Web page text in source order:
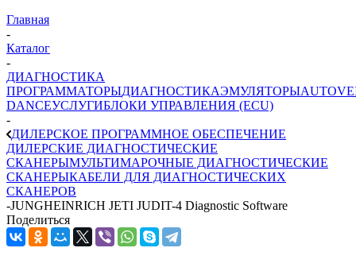
Главная
-
Каталог
-
ДИАГНОСТИКА
ПРОГРАММАТОРЫДИАГНОСТИКАЭМУЛЯТОРЫ
DANCEУСЛУГИБЛОКИ УПРАВЛЕНИЯ (ECU)
-
ДИЛЕРСКОЕ ПРОГРАММНОЕ ОБЕСПЕЧЕНИЕ
ДИЛЕРСКИЕ ДИАГНОСТИЧЕСКИЕ
СКАНЕРЫМУЛЬТИМАРОЧНЫЕ ДИАГНОСТИЧЕСКИЕ
СКАНЕРЫКАБЕЛИ ДЛЯ ДИАГНОСТИЧЕСКИХ
СКАНЕРОВ
-JUNGHEINRICH JETI JUDIT-4 Diagnostic Software
Поделиться